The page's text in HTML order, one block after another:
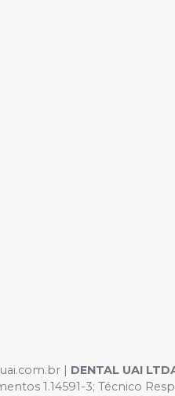
| DENTAL UAI
1.14591-3; Técnico